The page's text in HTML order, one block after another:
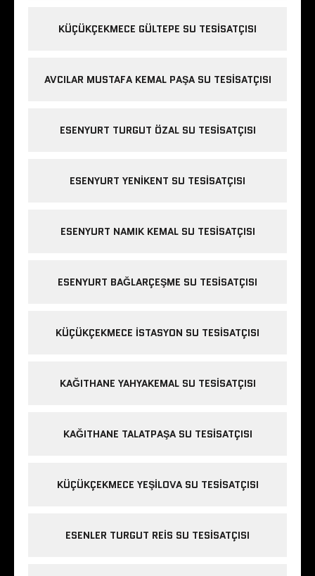
KÜÇÜKÇEKMECE GÜLTEPE SU TESISATÇISI
AVCILAR MUSTAFA KEMAL PAŞA SU TESISATÇISI
ESENYURT TURGUT ÖZAL SU TESISATÇISI
ESENYURT YENIKENT SU TESISATÇISI
ESENYURT NAMIK KEMAL SU TESISATÇISI
ESENYURT BAĞLARÇEŞME SU TESISATÇISI
KÜÇÜKÇEKMECE ISTASYON SU TESISATÇISI
KAĞITHANE YAHYAKEMAL SU TESISATÇISI
KAĞITHANE TALATPAŞA SU TESISATÇISI
KÜÇÜKÇEKMECE YEŞILOVA SU TESISATÇISI
ESENLER TURGUT REIS SU TESISATÇISI